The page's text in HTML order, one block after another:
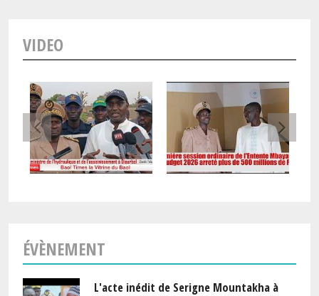
VIDEO
ÉVÈNEMENT
L'acte inédit de Serigne Mountakha à